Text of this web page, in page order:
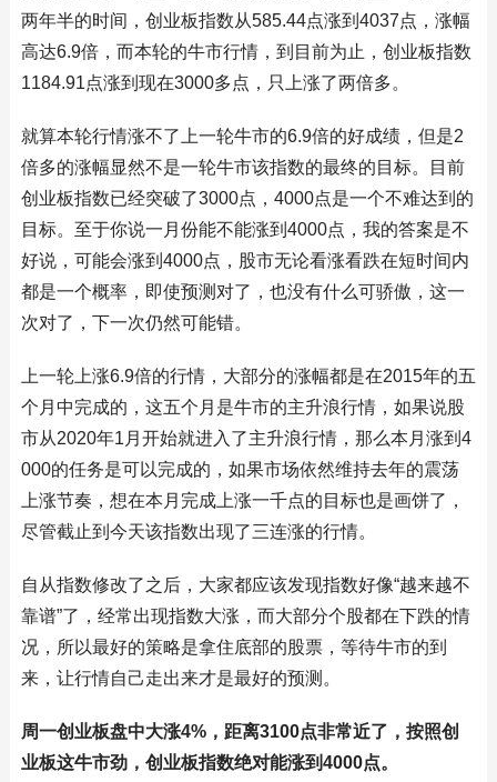
两年半的时间，创业板指数从585.44点涨到4037点，涨幅
高达6.9倍，而本轮的牛市行情，到目前为止，创业板指数
1184.91点涨到现在3000多点，只上涨了两倍多。
就算本轮行情涨不了上一轮牛市的6.9倍的好成绩，但是2
倍多的涨幅显然不是一轮牛市该指数的最终的目标。目前
创业板指数已经突破了3000点，4000点是一个不难达到的
目标。至于你说一月份能不能涨到4000点，我的答案是不
好说，可能会涨到4000点，股市无论看涨看跌在短时间内
都是一个概率，即使预测对了，也没有什么可骄傲，这一
次对了，下一次仍然可能错。
上一轮上涨6.9倍的行情，大部分的涨幅都是在2015年的五
个月中完成的，这五个月是牛市的主升浪行情，如果说股
市从2020年1月开始就进入了主升浪行情，那么本月涨到4
000的任务是可以完成的，如果市场依然维持去年的震荡
上涨节奏，想在本月完成上涨一千点的目标也是画饼了，
尽管截止到今天该指数出现了三连涨的行情。
自从指数修改了之后，大家都应该发现指数好像“越来越不
靠谱”了，经常出现指数大涨，而大部分个股都在下跌的情
况，所以最好的策略是拿住底部的股票，等待牛市的到
来，让行情自己走出来才是最好的预测。
周一创业板盘中大涨4%，距离3100点非常近了，按照创
业板这牛市劲，创业板指数绝对能涨到4000点。